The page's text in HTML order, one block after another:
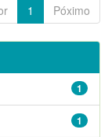
1 Póximo
1
1